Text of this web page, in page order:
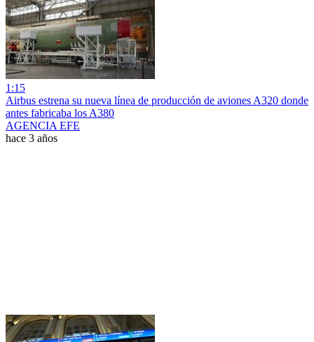
1:15
Airbus estrena su nueva línea de producción de aviones A320 donde
antes fabricaba los A380
AGENCIA EFE
hace 3 años